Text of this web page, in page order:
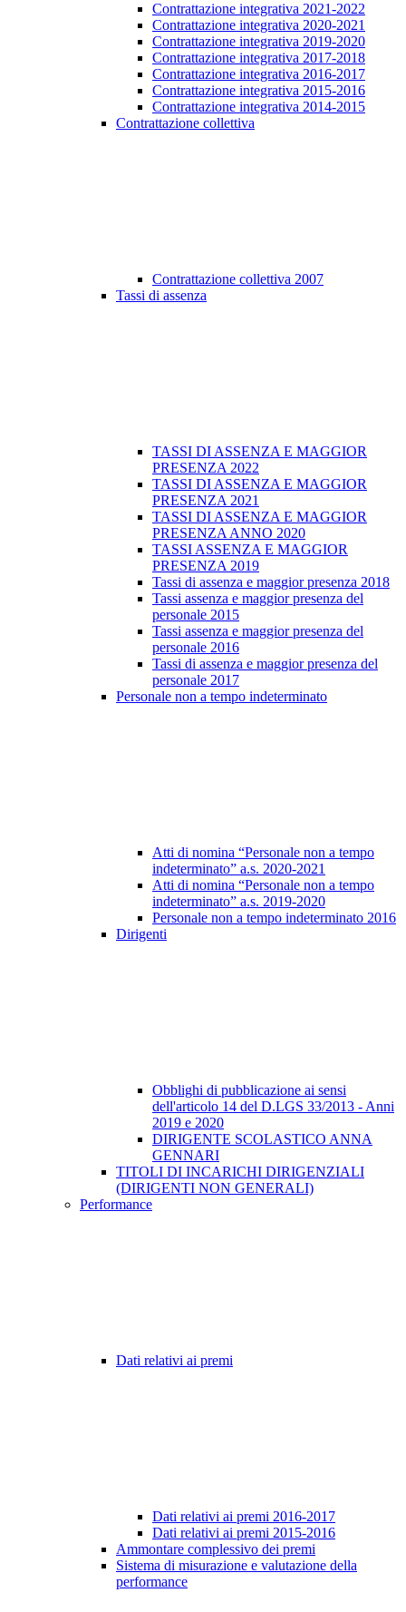
Contrattazione integrativa 2021-2022
Contrattazione integrativa 2020-2021
Contrattazione integrativa 2019-2020
Contrattazione integrativa 2017-2018
Contrattazione integrativa 2016-2017
Contrattazione integrativa 2015-2016
Contrattazione integrativa 2014-2015
Contrattazione collettiva
Contrattazione collettiva 2007
Tassi di assenza
TASSI DI ASSENZA E MAGGIOR
PRESENZA 2022
TASSI DI ASSENZA E MAGGIOR
PRESENZA 2021
TASSI DI ASSENZA E MAGGIOR
PRESENZA ANNO 2020
TASSI ASSENZA E MAGGIOR
PRESENZA 2019
Tassi di assenza e maggior presenza 2018
Tassi assenza e maggior presenza del
personale 2015
Tassi assenza e maggior presenza del
personale 2016
Tassi di assenza e maggior presenza del
personale 2017
Personale non a tempo indeterminato
Atti di nomina “Personale non a tempo
indeterminato” a.s. 2020-2021
Atti di nomina “Personale non a tempo
indeterminato” a.s. 2019-2020
Personale non a tempo indeterminato 2016
Dirigenti
Obblighi di pubblicazione ai sensi
dell'articolo 14 del D.LGS 33/2013 - Anni
2019 e 2020
DIRIGENTE SCOLASTICO ANNA
GENNARI
TITOLI DI INCARICHI DIRIGENZIALI
(DIRIGENTI NON GENERALI)
Performance
Dati relativi ai premi
Dati relativi ai premi 2016-2017
Dati relativi ai premi 2015-2016
Ammontare complessivo dei premi
Sistema di misurazione e valutazione della
performance